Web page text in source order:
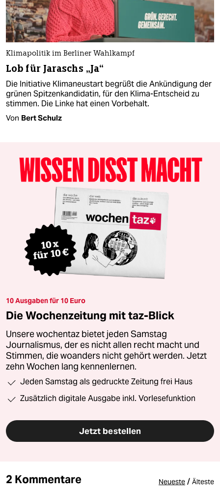
Klimapolitik im Berliner Wahlkampf
Lob für Jaraschs „Ja“
Die Initiative Klimaneustart begrüßt die Ankündigung der
grünen Spitzenkandidatin, für den Klima-Entscheid zu
stimmen. Die Linke hat einen Vorbehalt.
Von Bert Schulz
10 Ausgaben für 10 Euro
Die Wochenzeitung mit taz-Blick
Unsere wochentaz bietet jeden Samstag
Journalismus, der es nicht allen recht macht und
Stimmen, die woanders nicht gehört werden. Jetzt
zehn Wochen lang kennenlernen.
Jeden Samstag als gedruckte Zeitung frei Haus
Zusätzlich digitale Ausgabe inkl. Vorlesefunktion
Jetzt bestellen
2 Kommentare Neueste / Älteste